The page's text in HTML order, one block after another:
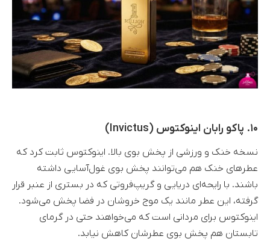
۱۰. پاکو رابان اینوکتوس (Invictus)
نسخه خنک و ورزشی از پخش بوی بالا. اینوکتوس ثابت کرد که
عطرهای خنک هم می‌توانند پخش بوی غول‌آسایی داشته
باشند. با رایحه‌ای دریایی و گریپ‌فروتی که در بستری از عنبر قرار
گرفته، این عطر مانند یک موج خروشان در فضا پخش می‌شود.
اینوکتوس برای مردانی است که می‌خواهند حتی در گرمای
تابستان هم پخش بوی عطرشان کاهش نیابد.